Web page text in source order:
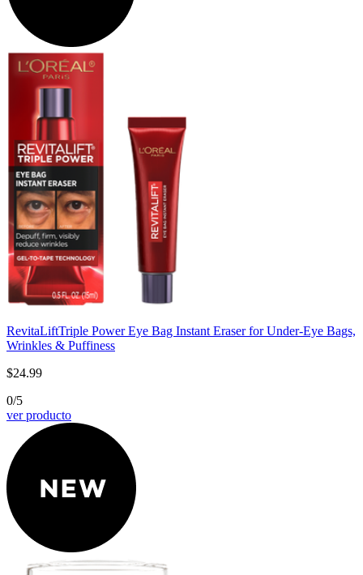
RevitaLiftTriple Power Eye Bag Instant Eraser for Under-Eye Bags,
Wrinkles & Puffiness
$24.99
0/5
ver producto